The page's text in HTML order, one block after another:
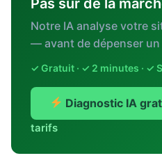
Notre IA analyse votre
— avant de dépenser un
✓ Gratuit · ✓ 2 minutes · ✓
Diagnostic IA
tarifs